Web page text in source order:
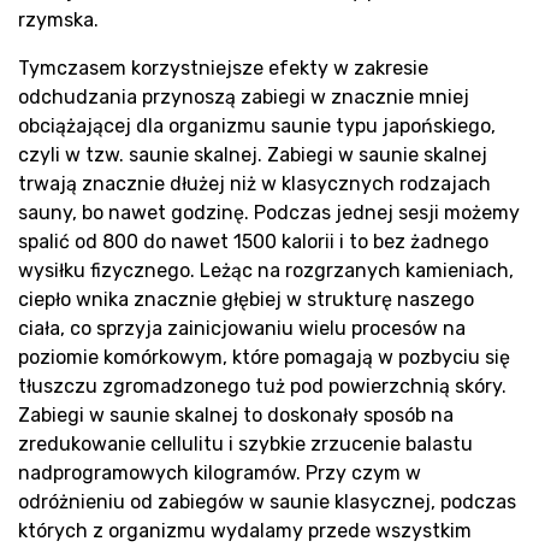
rzymska.
Tymczasem korzystniejsze efekty w zakresie
odchudzania przynoszą zabiegi w znacznie mniej
obciążającej dla organizmu saunie typu japońskiego,
czyli w tzw. saunie skalnej. Zabiegi w saunie skalnej
trwają znacznie dłużej niż w klasycznych rodzajach
sauny, bo nawet godzinę. Podczas jednej sesji możemy
spalić od 800 do nawet 1500 kalorii i to bez żadnego
wysiłku fizycznego. Leżąc na rozgrzanych kamieniach,
ciepło wnika znacznie głębiej w strukturę naszego
ciała, co sprzyja zainicjowaniu wielu procesów na
poziomie komórkowym, które pomagają w pozbyciu się
tłuszczu zgromadzonego tuż pod powierzchnią skóry.
Zabiegi w saunie skalnej to doskonały sposób na
zredukowanie cellulitu i szybkie zrzucenie balastu
nadprogramowych kilogramów. Przy czym w
odróżnieniu od zabiegów w saunie klasycznej, podczas
których z organizmu wydalamy przede wszystkim